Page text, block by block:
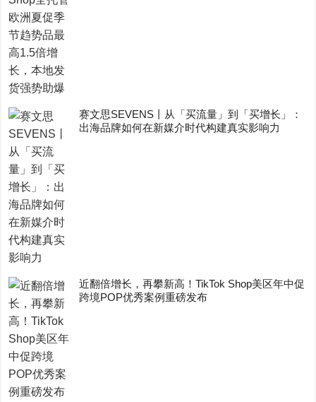
赛文思SEVENS丨从「买流量」到「买增长」：
出海品牌如何在新媒介时代构建真实影响力
近翻倍增长，再攀新高！TikTok Shop美区年中促
跨境POP优秀案例重磅发布